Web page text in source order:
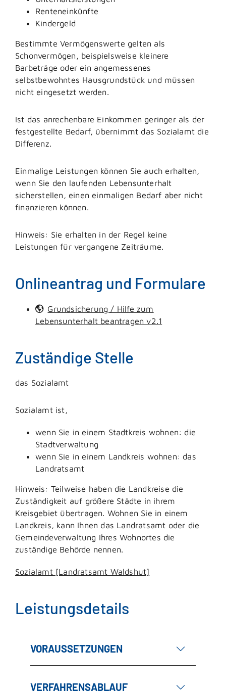
Renteneinkünfte
Kindergeld
Bestimmte Vermögenswerte gelten als
Schonvermögen, beispielsweise kleinere
Barbeträge oder ein angemessenes
selbstbewohntes Hausgrundstück und müssen
nicht eingesetzt werden.
Ist das anrechenbare Einkommen geringer als der
festgestellte Bedarf, übernimmt das Sozialamt die
Differenz.
Einmalige Leistungen können Sie auch erhalten,
wenn Sie den laufenden Lebensunterhalt
sicherstellen, einen einmaligen Bedarf aber nicht
finanzieren können.
Hinweis: Sie erhalten in der Regel keine
Leistungen für vergangene Zeiträume.
Onlineantrag und Formulare
Grundsicherung / Hilfe zum
Lebensunterhalt beantragen v2.1
Zuständige Stelle
das Sozialamt
Sozialamt ist,
wenn Sie in einem Stadtkreis wohnen: die
Stadtverwaltung
wenn Sie in einem Landkreis wohnen: das
Landratsamt
Hinweis: Teilweise haben die Landkreise die
Zuständigkeit auf größere Städte in ihrem
Kreisgebiet übertragen. Wohnen Sie in einem
Landkreis, kann Ihnen das Landratsamt oder die
Gemeindeverwaltung Ihres Wohnortes die
zuständige Behörde nennen.
Sozialamt [Landratsamt Waldshut]
Leistungsdetails
VORAUSSETZUNGEN
VERFAHRENSABLAUF